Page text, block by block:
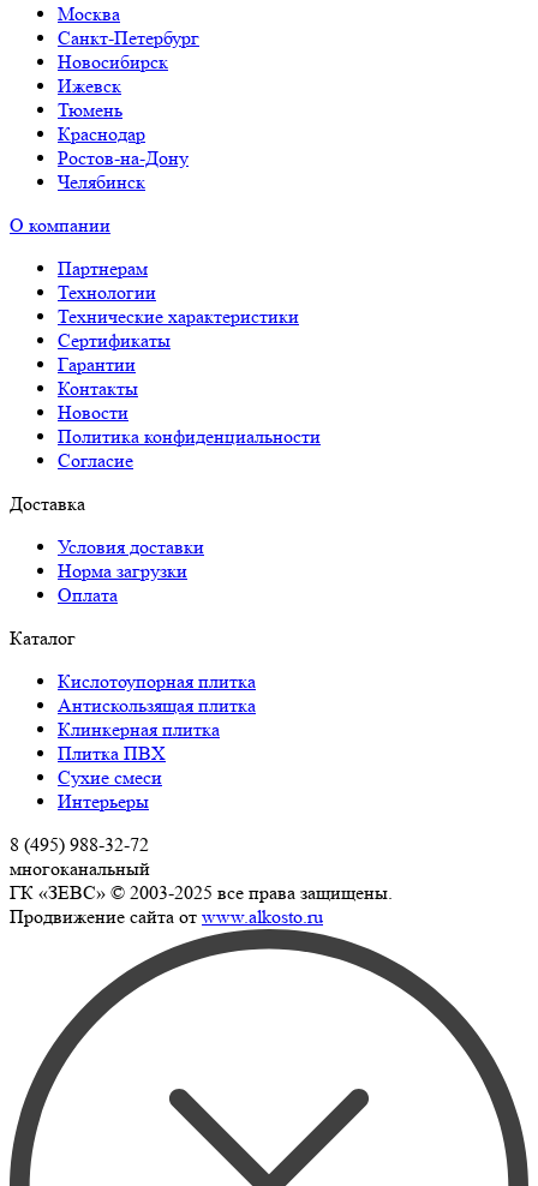
Москва
Санкт-Петербург
Новосибирск
Ижевск
Тюмень
Краснодар
Ростов-на-Дону
Челябинск
О компании
Партнерам
Технологии
Технические характеристики
Сертификаты
Гарантии
Контакты
Новости
Политика конфиденциальности
Согласие
Доставка
Условия доставки
Норма загрузки
Оплата
Каталог
Кислотоупорная плитка
Антискользящая плитка
Клинкерная плитка
Плитка ПВХ
Сухие смеси
Интерьеры
8 (495) 988-32-72
многоканальный
ГК «ЗЕВС» © 2003-2025 все права защищены.
Продвижение сайта от www.alkosto.ru